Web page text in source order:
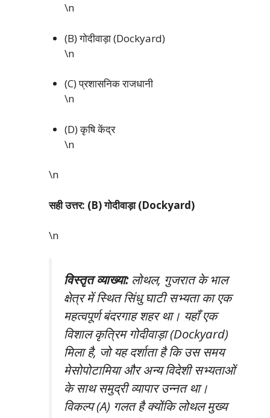
\n
(B) गोदीवाड़ा (Dockyard)
\n
(C) प्रशासनिक राजधानी
\n
(D) कृषि केंद्र
\n
\n
सही उत्तर: (B) गोदीवाड़ा (Dockyard)
\n
विस्तृत व्याख्या:लोथल, गुजरात के भाल
क्षेत्र में स्थित सिंधु घाटी सभ्यता का एक
महत्वपूर्ण बंदरगाह शहर था। यहाँ एक
विशाल कृत्रिम गोदीवाड़ा (Dockyard)
मिला है, जो यह दर्शाता है कि उस समय
मेसोपोटामिया और अन्य विदेशी सभ्यताओं
के साथ समुद्री व्यापार उन्नत था।
विकल्प (A) गलत है क्योंकि लोथल मुख्य